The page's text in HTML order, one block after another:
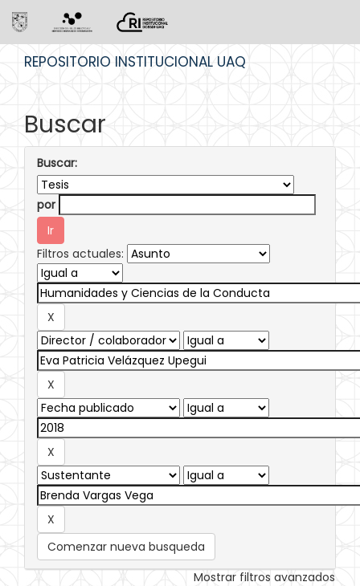
REPOSITORIO INSTITUCIONAL UAQ
Buscar
Buscar:
por
Filtros actuales:
Comenzar nueva busqueda
Mostrar filtros avanzados